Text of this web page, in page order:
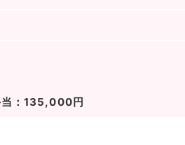
：135,000円